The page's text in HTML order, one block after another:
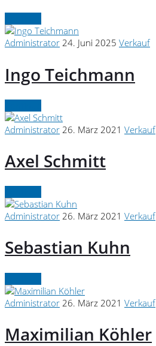
Administrator 24. Juni 2025 Verkauf
Ingo Teichmann
Administrator 26. März 2021 Verkauf
Axel Schmitt
Administrator 26. März 2021 Verkauf
Sebastian Kuhn
Administrator 26. März 2021 Verkauf
Maximilian Köhler